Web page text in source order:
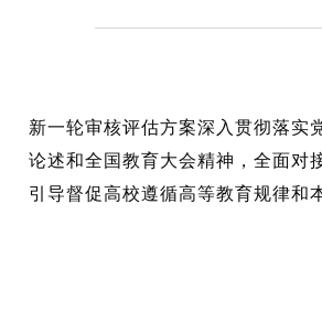
新一轮审核评估方案深入贯彻落实
论述和全国教育大会精神，全面对
引导督促高校遵循高等教育规律和